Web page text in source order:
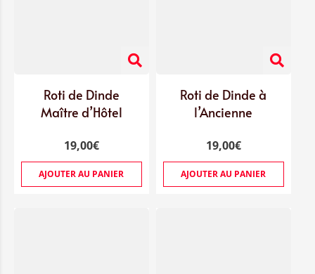
Roti de Dinde
Maître d’Hôtel
19,00€
AJOUTER AU PANIER
Roti de Dinde à
l’Ancienne
19,00€
AJOUTER AU PANIER